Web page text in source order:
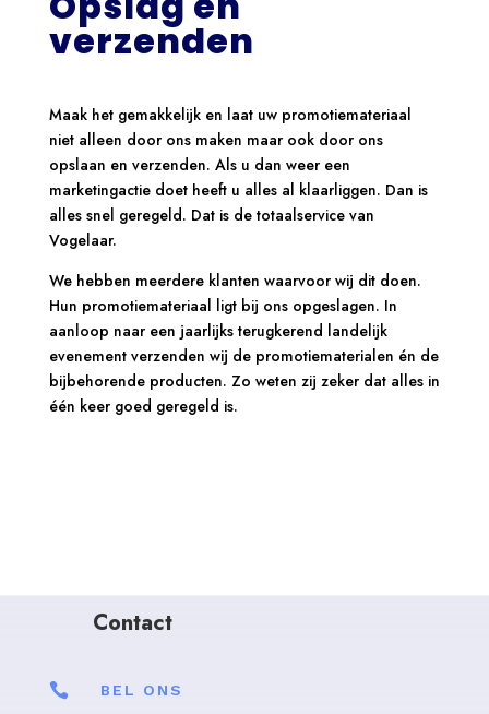
verzenden
Maak het gemakkelijk en laat uw promotiemateriaal
niet alleen door ons maken maar ook door ons
opslaan en verzenden. Als u dan weer een
marketingactie doet heeft u alles al klaarliggen. Dan is
alles snel geregeld. Dat is de totaalservice van
Vogelaar.
We hebben meerdere klanten waarvoor wij dit doen.
Hun promotiemateriaal ligt bij ons opgeslagen. In
aanloop naar een jaarlijks terugkerend landelijk
evenement verzenden wij de promotiematerialen én de
bijbehorende producten. Zo weten zij zeker dat alles in
één keer goed geregeld is.
Contact

BEL ONS